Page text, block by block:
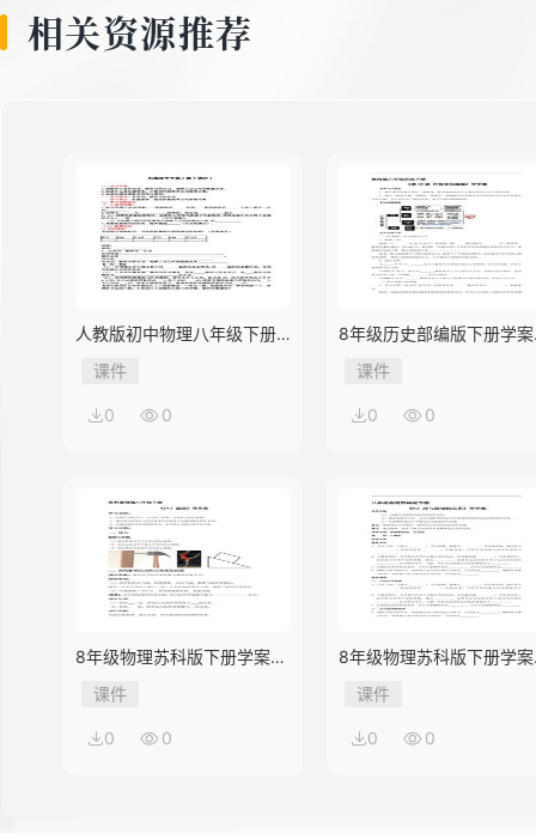
相关资源推荐
人教版初中物理八年级下册
第3节 机械效率
课件
0 0
8年级历史部编版下册学案
《第18课 科技文化成就》
课件
0 0
8年级物理苏科版下册学案
《10.1 压强》
课件
0 0
8年级物理苏科版下册学案
《9.3 力与运动的关系》
课件
0 0